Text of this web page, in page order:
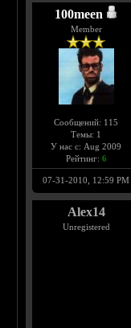
100meen
Member
Сообщений: 115
Темы: 1
У нас с: Aug 2009
Рейтинг: 6
07-31-2010, 12:59 PM
Alex14
Unregistered